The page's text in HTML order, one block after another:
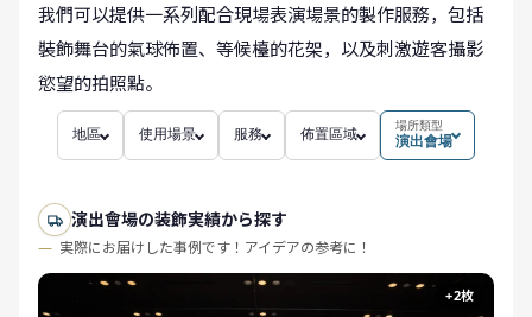
我們可以提供一系列配合現場表演場景的製作服務，包括
裝飾舞台的氣球佈置、等候檯的花架，以及刺激遊客攝影
慾望的拍照點。
地區 使用場景 服務 佈置區域
場所類型
演出會場
演出會場の装飾実績から探す
実際にお届けした事例です！アイデアの参考に！
+2枚